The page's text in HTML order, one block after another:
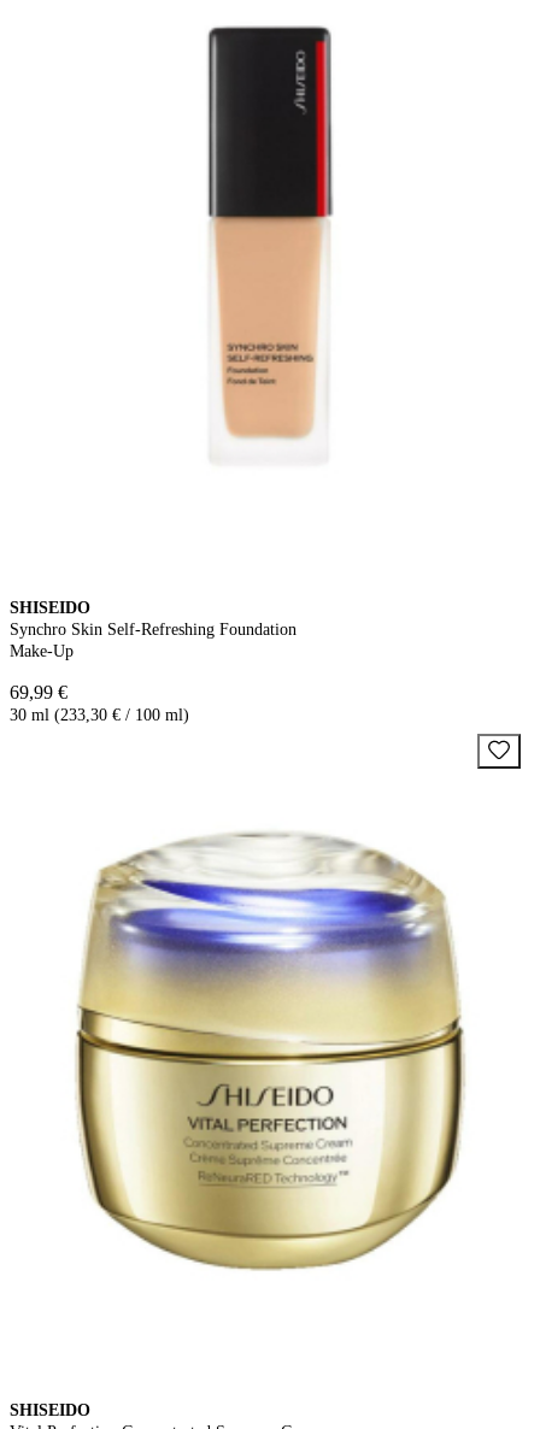
SHISEIDO
Synchro Skin Self-Refreshing Foundation
Make-Up
69,99 €
30 ml (233,30 € / 100 ml)
SHISEIDO